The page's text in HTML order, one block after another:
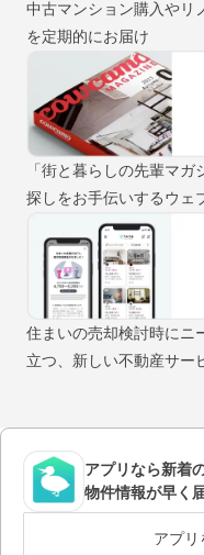
中古マンション購入やリ
を定期的にお届け
「街と暮らしの先輩マ
探しをお手伝いするウェ
住まいの売却検討時にニ
立つ、新しい不動産サー
アプリなら新着
物件情報が早く
アプリ